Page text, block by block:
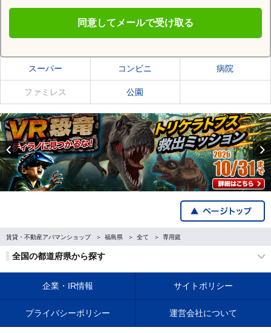
同意してメールで受け取る
双葉郡楢葉町の施設一覧
スーパー コンビニ 病院
ファミレス 公園
Previous
賃貸・不動産アパマンショップ 福島県 全て 専用庭
全国の都道府県から探す
企業・IR情報 サイトポリシー
プライバシーポリシー 運営会社について